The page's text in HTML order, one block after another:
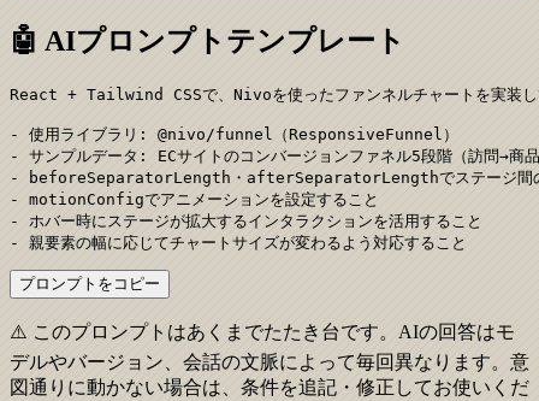
🤖 AIプロンプトテンプレート
React + Tailwind CSSで、Nivoを使ったファンネルチャートを実装し
- 使用ライブラリ: @nivo/funnel（ResponsiveFunnel）
- サンプルデータ: ECサイトのコンバージョンファネル5段階（訪問→商
- beforeSeparatorLength・afterSeparatorLengthでステージ間の
- motionConfigでアニメーションを設定すること
- ホバー時にステージが拡大するインタラクションを活用すること
- 親要素の幅に応じてチャートサイズが変わるよう対応すること
プロンプトをコピー
⚠️ このプロンプトはあくまでたたき台です。AIの回答はモ
デルやバージョン、会話の文脈によって毎回異なります。意
図通りに動かない場合は、条件を追記・修正してお使いくだ